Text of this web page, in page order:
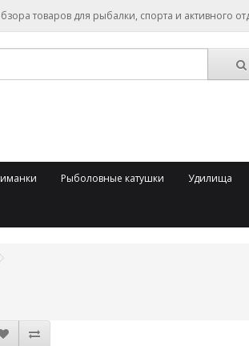
товаров для рыбалки, спорта и активного
Рыболовные катушки Удилища